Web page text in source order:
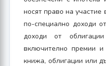
носят право на
по-специално доходи
доходи от
включително премии
книжа, облигации или